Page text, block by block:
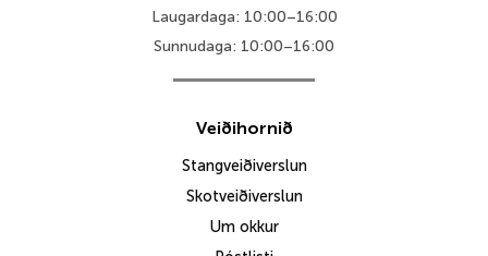
Laugardaga: 10:00–16:00
Sunnudaga: 10:00–16:00
Veiðihornið
Stangveiðiverslun
Skotveiðiverslun
Um okkur